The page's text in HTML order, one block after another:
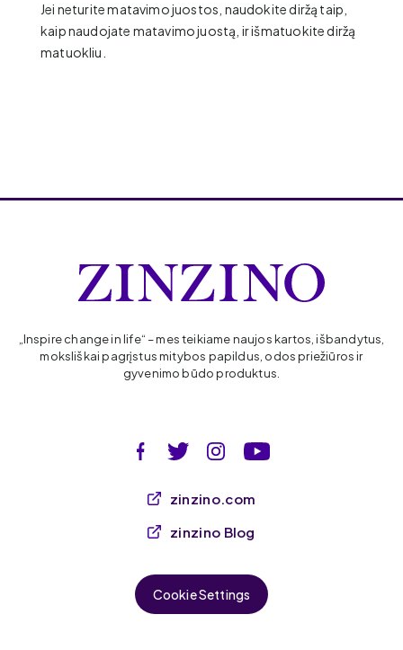
Jei neturite matavimo juostos, naudokite diržą taip,
kaip naudojate matavimo juostą, ir išmatuokite diržą
matuokliu.
„Inspire change in life“ – mes teikiame naujos kartos, išbandytus,
moksliškai pagrįstus mitybos papildus, odos priežiūros ir
gyvenimo būdo produktus.
zinzino.com
zinzino Blog
Cookie Settings